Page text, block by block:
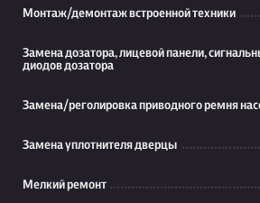
Монтаж/демонтаж встроенной техники
Замена дозатора, лицевой панели,
диодов дозатора
Замена/реголировка приводного ремня
Замена уплотнителя дверцы
Мелкий ремонт